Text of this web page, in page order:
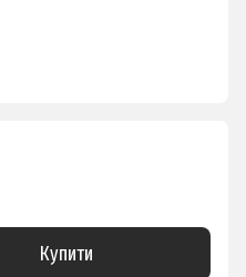
Купити